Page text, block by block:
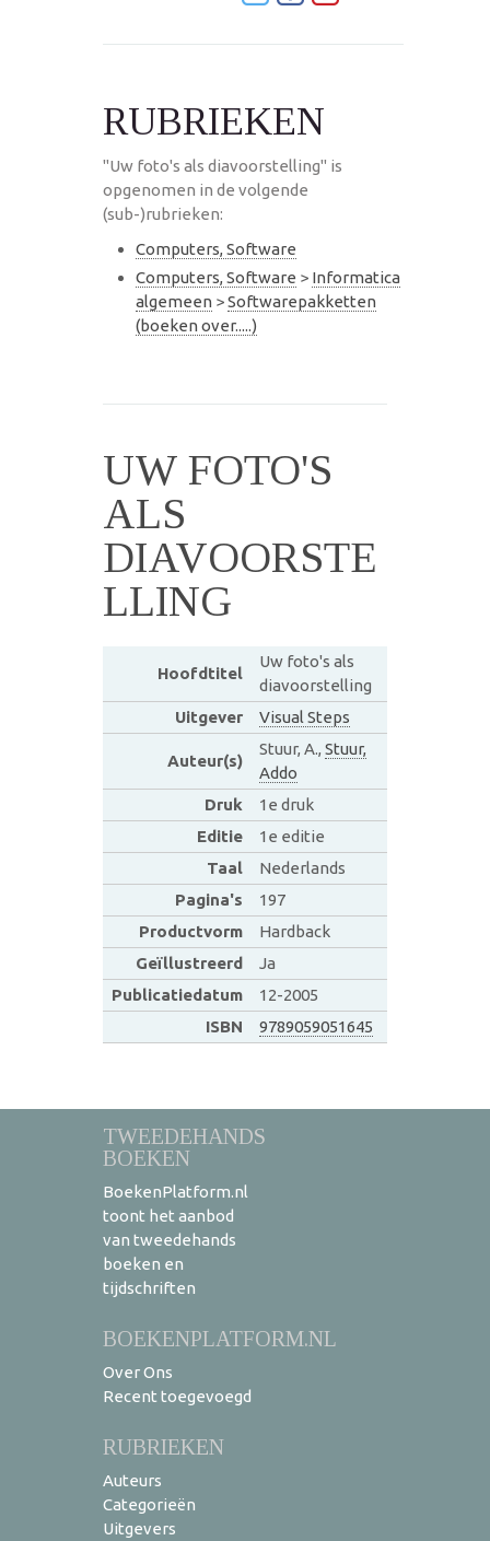
RUBRIEKEN
"Uw foto's als diavoorstelling" is
opgenomen in de volgende
(sub-)rubrieken:
Computers, Software
Computers, Software > Informatica
algemeen >Softwarepakketten
(boeken over.....)
UW FOTO'S
ALS
DIAVOORSTE
LLING
Hoofdtitel
Uw foto's als
diavoorstelling
Uitgever
Visual Steps
Auteur(s)
Stuur, A., Stuur,
Addo
Druk
1e druk
Editie
1e editie
Taal
Nederlands
Pagina's
197
Productvorm
Hardback
Geïllustreerd
Ja
Publicatiedatum
12-2005
ISBN
9789059051645
TWEEDEHANDS
BOEKEN
BoekenPlatform.nl
toont het aanbod
van tweedehands
boeken en
tijdschriften
BOEKENPLATFORM.NL
Over Ons
Recent toegevoegd
RUBRIEKEN
Auteurs
Categorieën
Uitgevers